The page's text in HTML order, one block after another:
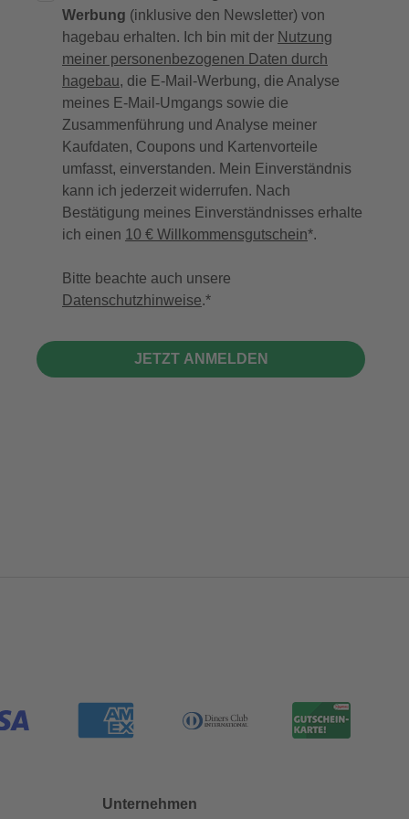
Werbung (inklusive den Newsletter) von
hagebau erhalten. Ich bin mit der Nutzung
meiner personenbezogenen Daten durch
hagebau, die E-Mail-Werbung, die Analyse
meines E-Mail-Umgangs sowie die
Zusammenführung und Analyse meiner
Kaufdaten, Coupons und Kartenvorteile
umfasst, einverstanden. Mein Einverständnis
kann ich jederzeit widerrufen. Nach
Bestätigung meines Einverständnisses erhalte
ich einen 10 € Willkommensgutschein*.
Bitte beachte auch unsere
Datenschutzhinweise.
JETZT ANMELDEN
Unternehmen